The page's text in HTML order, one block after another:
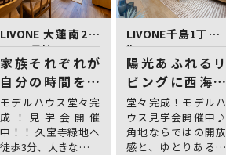
LIVONE 大蓮南2丁
目Ⅳ 5号地
家族それぞれが
自分の時間を楽
しめるお家
モデルハウス堂々完
成！見学会開催
中！！ 久宝寺緑地へ
徒歩3分、大きな公園
LIVONE千島1丁目2
期
陽光あふれるリ
ビングに西海岸
を感じるお家
堂々完成！モデルハ
ウス見学会開催中♪
角地ならではの開放
感と、ゆとりある間